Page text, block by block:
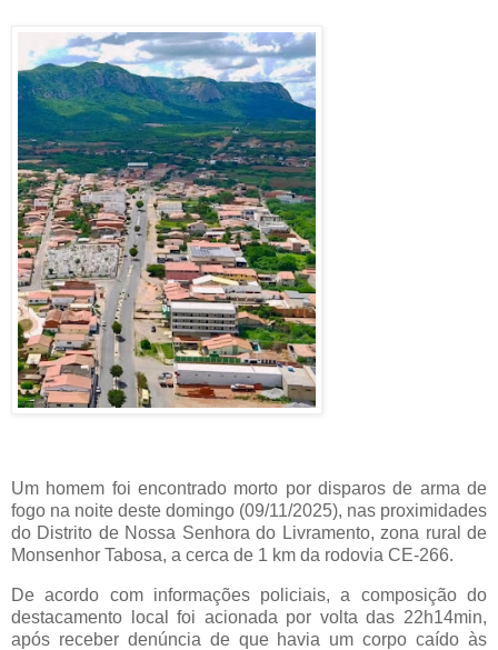
Um homem foi encontrado morto por disparos de arma de
fogo na noite deste domingo (09/11/2025), nas proximidades
do Distrito de Nossa Senhora do Livramento, zona rural de
Monsenhor Tabosa, a cerca de 1 km da rodovia CE-266.
De acordo com informações policiais, a composição do
destacamento local foi acionada por volta das 22h14min,
após receber denúncia de que havia um corpo caído às